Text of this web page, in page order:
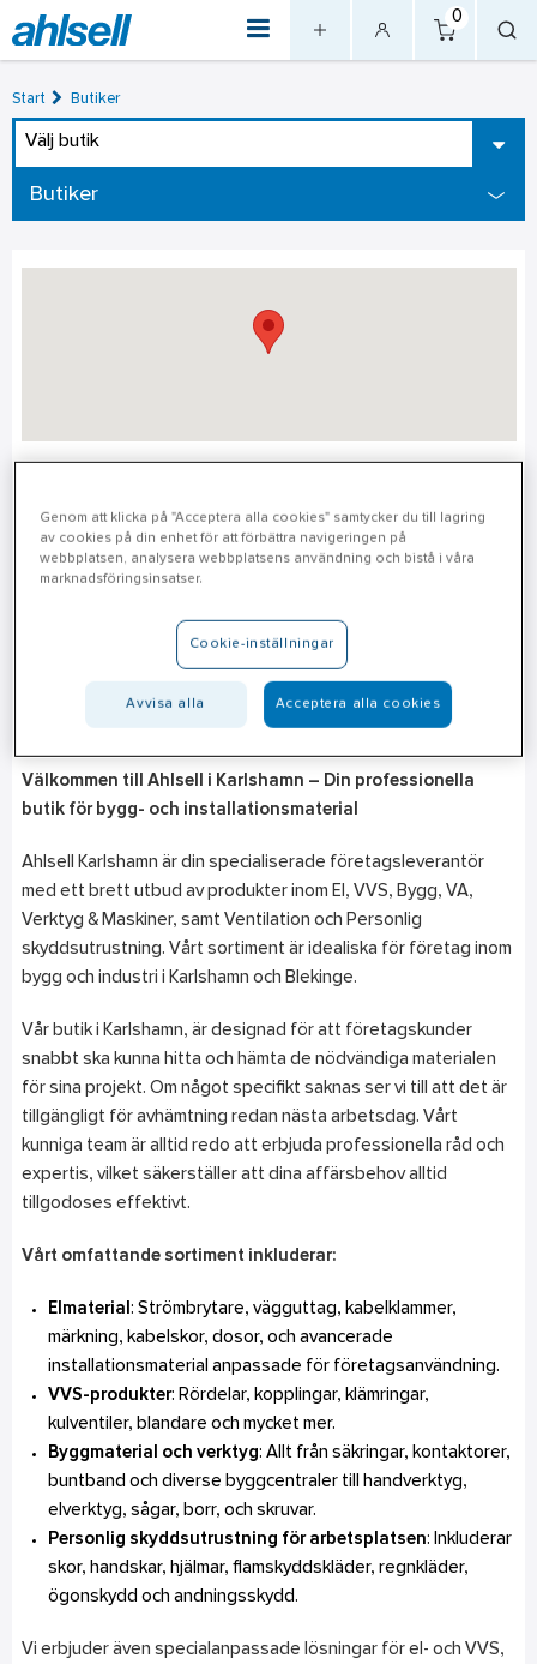
0
Start Butiker
Välj butik
Butiker
Adress
Karlshamn
010-471 26 51
Välkommen till Ahlsell i Karlshamn – Din professionella
butik för bygg- och installationsmaterial
Ahlsell Karlshamn är din specialiserade företagsleverantör
med ett brett utbud av produkter inom El, VVS, Bygg, VA,
Verktyg & Maskiner, samt Ventilation och Personlig
skyddsutrustning. Vårt sortiment är idealiska för företag inom
bygg och industri i Karlshamn och Blekinge.
Vår butik i Karlshamn, är designad för att företagskunder
snabbt ska kunna hitta och hämta de nödvändiga materialen
för sina projekt. Om något specifikt saknas ser vi till att det är
tillgängligt för avhämtning redan nästa arbetsdag. Vårt
kunniga team är alltid redo att erbjuda professionella råd och
expertis, vilket säkerställer att dina affärsbehov alltid
tillgodoses effektivt.
Vårt omfattande sortiment inkluderar:
Elmaterial : Strömbrytare, vägguttag, kabelklammer,
märkning, kabelskor, dosor, och avancerade
installationsmaterial anpassade för företagsanvändning.
VVS-produkter: Rördelar, kopplingar, klämringar,
kulventiler, blandare och mycket mer.
Byggmaterial och verktyg: Allt från säkringar, kontaktorer,
buntband och diverse byggcentraler till handverktyg,
elverktyg, sågar, borr, och skruvar.
Personlig skyddsutrustning för arbetsplatsen: Inkluderar
skor, handskar, hjälmar, flamskyddskläder, regnkläder,
ögonskydd och andningsskydd.
Vi erbjuder även specialanpassade lösningar för el- och VVS,
Genom att klicka på "Acceptera alla cookies" samtycker du till lagring
av cookies på din enhet för att förbättra navigeringen på
webbplatsen, analysera webbplatsens användning och bistå i våra
marknadsföringsinsatser.
Cookie-inställningar
Avvisa alla Acceptera alla cookies